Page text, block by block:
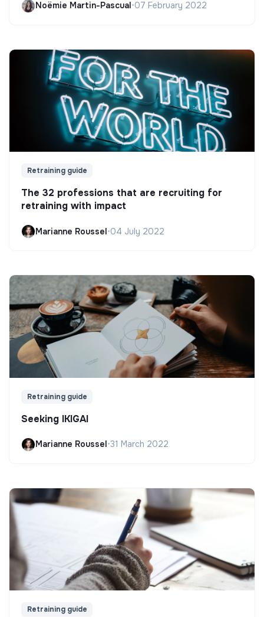
Noëmie Martin-Pascual•07 February 2022
Retraining guide
The 32 professions that are recruiting for
retraining with impact
Marianne Roussel•04 July 2022
Retraining guide
Seeking IKIGAI
Marianne Roussel •31 March 2022
Retraining guide